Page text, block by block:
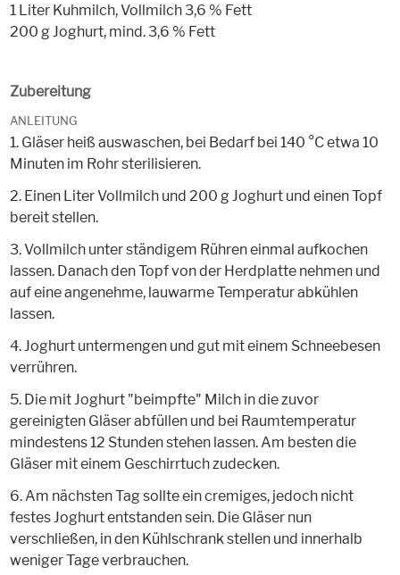
1 Liter Kuhmilch, Vollmilch 3,6 % Fett
200 g Joghurt, mind. 3,6 % Fett
Zubereitung
ANLEITUNG
1. Gläser heiß auswaschen, bei Bedarf bei 140 °C etwa 10
Minuten im Rohr sterilisieren.
2. Einen Liter Vollmilch und 200 g Joghurt und einen Topf
bereit stellen.
3. Vollmilch unter ständigem Rühren einmal aufkochen
lassen. Danach den Topf von der Herdplatte nehmen und
auf eine angenehme, lauwarme Temperatur abkühlen
lassen.
4. Joghurt untermengen und gut mit einem Schneebesen
verrühren.
5. Die mit Joghurt "beimpfte" Milch in die zuvor
gereinigten Gläser abfüllen und bei Raumtemperatur
mindestens 12 Stunden stehen lassen. Am besten die
Gläser mit einem Geschirrtuch zudecken.
6. Am nächsten Tag sollte ein cremiges, jedoch nicht
festes Joghurt entstanden sein. Die Gläser nun
verschließen, in den Kühlschrank stellen und innerhalb
weniger Tage verbrauchen.